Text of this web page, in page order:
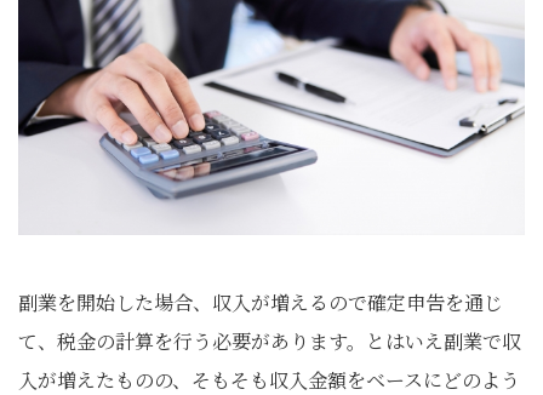
副業を開始した場合、収入が増えるので確定申告を通じ
て、税金の計算を行う必要があります。とはいえ副業で収
入が増えたものの、そもそも収入金額をベースにどのよう